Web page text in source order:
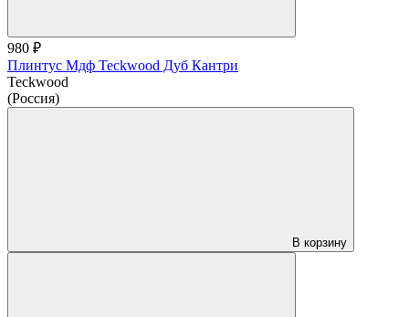
980 ₽
Плинтус Мдф Teckwood Дуб Кантри
Teckwood
(Россия)
В корзину